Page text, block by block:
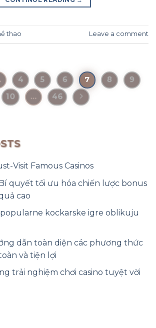
thao Leave a comment
4 5 6 7 8
9
10
… 46
Visit Famous Casinos
quyết tối ưu hóa chiến lược bonus
cao
popularne kockarske igre oblikuju
dẫn toàn diện các phương thức
và tiện lợi
trải nghiệm chơi casino tuyệt vời